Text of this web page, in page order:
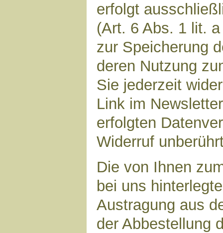
erfolgt
(Art. 6 Abs. 1 lit.
zur Speicherung
deren Nutzung
Sie jederzeit
Link im
erfolgten
Widerruf
Die von Ihnen
bei uns
Austragung aus
der Abbestellung